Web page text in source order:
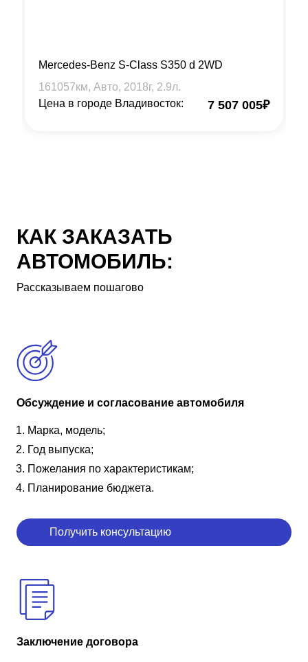
Mercedes-Benz S-Class S350 d 2WD
161057км, Авто, 2018г, 2.9л.
Цена в городе Владивосток:
7 507 005₽
КАК ЗАКАЗАТЬ
АВТОМОБИЛЬ:
Рассказываем пошагово
Обсуждение и согласование автомобиля
Марка, модель;
Год выпуска;
Пожелания по характеристикам;
Планирование бюджета.
Получить консультацию
Заключение договора